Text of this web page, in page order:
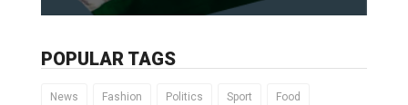
POPULAR TAGS
News Fashion Politics Sport Food